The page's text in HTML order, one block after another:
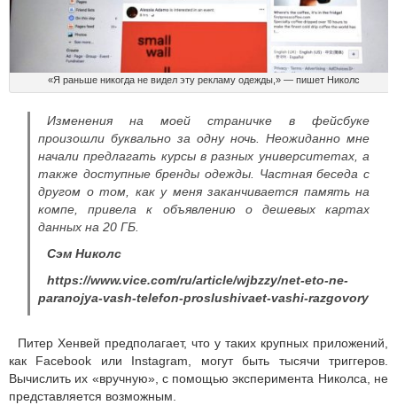
«Я раньше никогда не видел эту рекламу одежды,» — пишет Николс
Изменения на моей страничке в фейсбуке
произошли буквально за одну ночь. Неожиданно мне
начали предлагать курсы в разных университетах, а
также доступные бренды одежды. Частная беседа с
другом о том, как у меня заканчивается память на
компе, привела к объявлению о дешевых картах
данных на 20 ГБ.
Сэм Николс
https://www.vice.com/ru/article/wjbzzy/net-eto-ne-
paranojya-vash-telefon-proslushivaet-vashi-razgovory
Питер Хенвей предполагает, что у таких крупных приложений,
как Facebook или Instagram, могут быть тысячи триггеров.
Вычислить их «вручную», с помощью эксперимента Николса, не
представляется возможным.